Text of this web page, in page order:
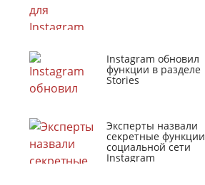
Instagram обновил
функции в разделе
Stories
Эксперты назвали
секретные функции
социальной сети
Instagram